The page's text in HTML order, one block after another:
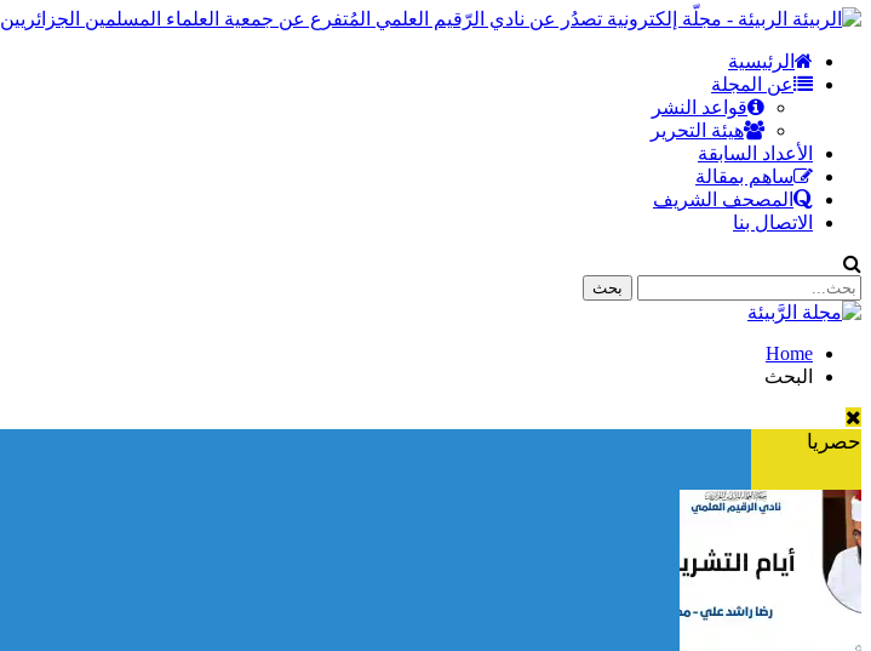
الربيئة - مجلّة إلكترونية تصدُر عن نادي الرّقيم العلمي المُتفرع عن جمعية العلماء المسلمين الجزائريين
الرئيسية
عن المجلة
قواعد النشر
هيئة التحرير
الأعداد السابقة
ساهم بمقالة
المصحف الشريف
الاتصال بنا
Home
البحث
حصريا